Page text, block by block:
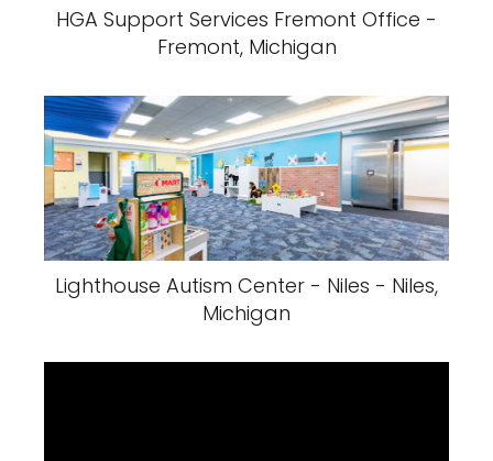
HGA Support Services Fremont Office -
Fremont, Michigan
Lighthouse Autism Center - Niles - Niles,
Michigan